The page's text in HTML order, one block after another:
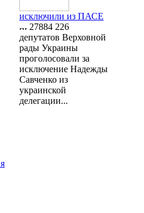
исключили из ПАСЕ
27884 226
депутатов Верховной
рады Украины
проголосовали за
исключение Надежды
Савченко из
украинской
делегации...